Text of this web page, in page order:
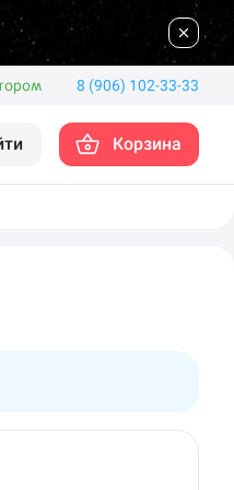
8 (906) 102-33-33
Корзина